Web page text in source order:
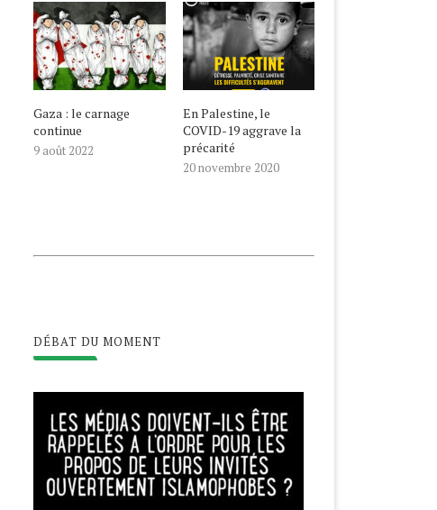
Gaza : le carnage
continue
9 août 2022
En Palestine, le
COVID-19 aggrave la
précarité
20 novembre 2020
DÉBAT DU MOMENT